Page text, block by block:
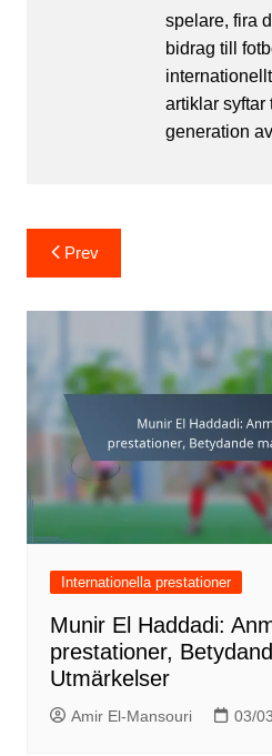
spelare, fira
bidrag till
artiklar syftar
generation
Post
navigation
Prev
Internationella prestationer
Munir El Haddadi:
prestationer,
Utmärkelser
Amir El-Mansouri 03/